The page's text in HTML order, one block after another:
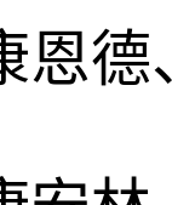
恩